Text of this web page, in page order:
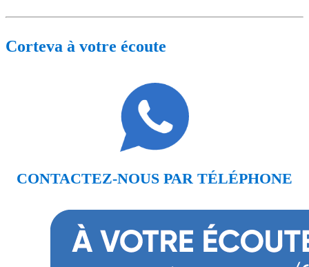
Corteva à votre écoute
CONTACTEZ-NOUS PAR TÉLÉPHONE